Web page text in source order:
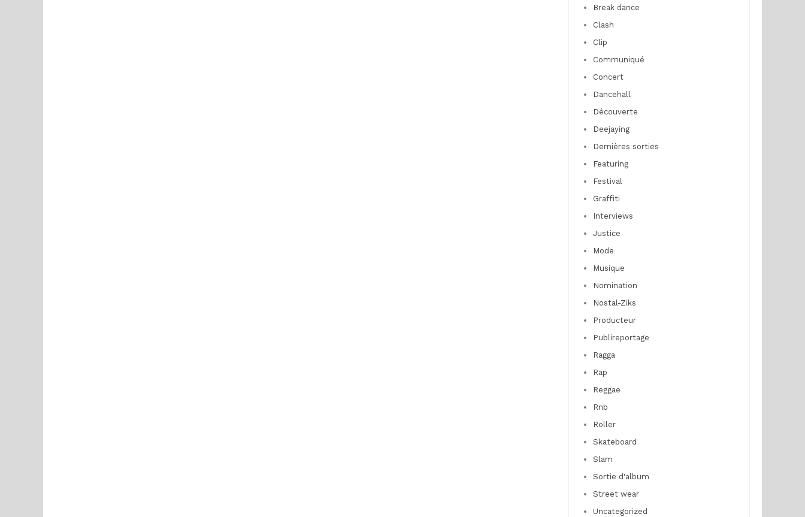
Break dance
Clash
Clip
Communiqué
Concert
Dancehall
Découverte
Deejaying
Dernières sorties
Featuring
Festival
Graffiti
Interviews
Justice
Mode
Musique
Nomination
Nostal-Ziks
Producteur
Publireportage
Ragga
Rap
Reggae
Rnb
Roller
Skateboard
Slam
Sortie d'album
Street wear
Uncategorized